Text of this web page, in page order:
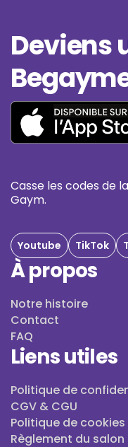
Deviens
Casse les codes de
Gaym.
Youtube TikTok
À propos
Notre histoire
Contact
FAQ
Liens utiles
Politique de
CGV & CGU
Politique de cookies
Règlement du salon